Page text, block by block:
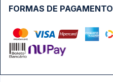
FORMAS DE PAGAMENTO